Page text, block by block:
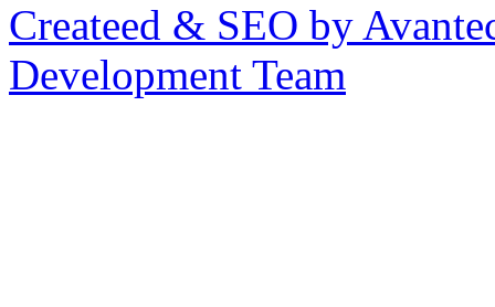
Createed & SEO by
Development Team